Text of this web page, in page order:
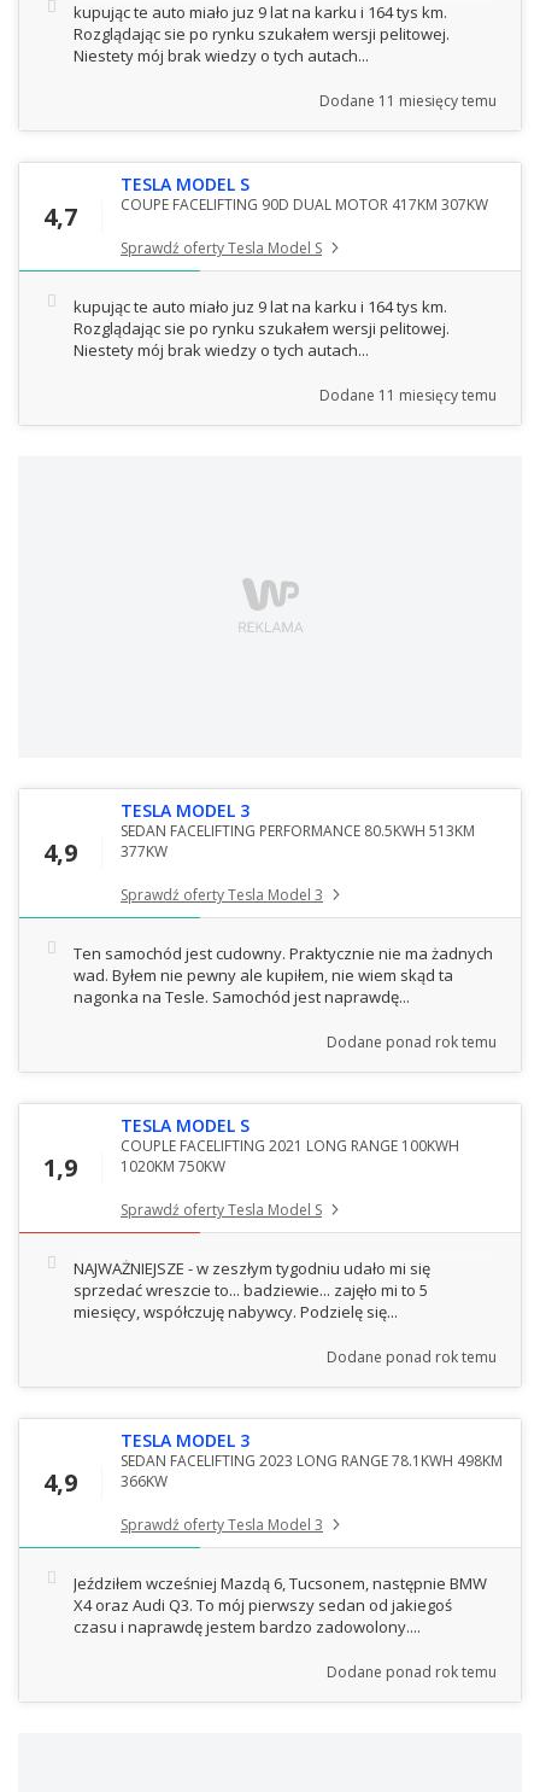
kupując te auto miało juz 9 lat na karku i 164 tys km.
Rozglądając sie po rynku szukałem wersji pelitowej.
Niestety mój brak wiedzy o tych autach...
Dodane 11 miesięcy temu
4,7
TESLA MODEL S
COUPE FACELIFTING 90D DUAL MOTOR 417KM 307KW
Sprawdź oferty Tesla Model S
kupując te auto miało juz 9 lat na karku i 164 tys km.
Rozglądając sie po rynku szukałem wersji pelitowej.
Niestety mój brak wiedzy o tych autach...
Dodane 11 miesięcy temu
4,9
TESLA MODEL 3
SEDAN FACELIFTING PERFORMANCE 80.5KWH 513KM
377KW
Sprawdź oferty Tesla Model 3
Ten samochód jest cudowny. Praktycznie nie ma żadnych
wad. Byłem nie pewny ale kupiłem, nie wiem skąd ta
nagonka na Tesle. Samochód jest naprawdę...
Dodane ponad rok temu
1,9
TESLA MODEL S
COUPLE FACELIFTING 2021 LONG RANGE 100KWH
1020KM 750KW
Sprawdź oferty Tesla Model S
NAJWAŻNIEJSZE - w zeszłym tygodniu udało mi się
sprzedać wreszcie to... badziewie... zajęło mi to 5
miesięcy, współczuję nabywcy. Podzielę się...
Dodane ponad rok temu
4,9
TESLA MODEL 3
SEDAN FACELIFTING 2023 LONG RANGE 78.1KWH 498KM
366KW
Sprawdź oferty Tesla Model 3
Jeździłem wcześniej Mazdą 6, Tucsonem, następnie BMW
X4 oraz Audi Q3. To mój pierwszy sedan od jakiegoś
czasu i naprawdę jestem bardzo zadowolony....
Dodane ponad rok temu